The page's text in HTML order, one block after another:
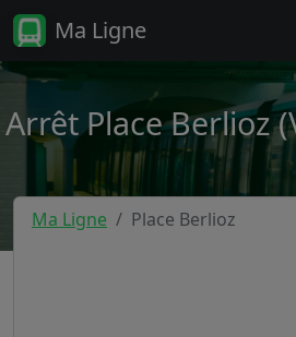
Ma Ligne
Arrêt Place Berlioz
Ma Ligne Place Berlioz